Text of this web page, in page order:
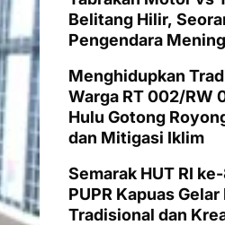
Belitang Hilir,
Pengendara
Menghidupkan
Warga RT 002/RW
Hulu Gotong
dan Mitigasi Iklim
Semarak HUT RI
PUPR Kapuas Gelar
Tradisional dan